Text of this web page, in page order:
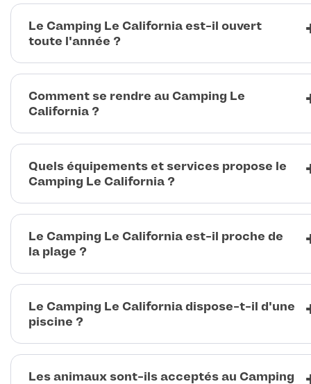
Le Camping Le California est-il ouvert
toute l'année ?
Comment se rendre au Camping Le
California ?
Quels équipements et services propose le
Camping Le California ?
Le Camping Le California est-il proche de
la plage ?
Le Camping Le California dispose-t-il d'une
piscine ?
Les animaux sont-ils acceptés au Camping